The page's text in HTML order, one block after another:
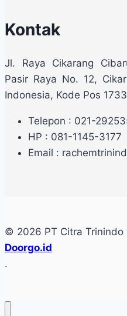
Kontak
Jl. Raya Cikarang
Pasir Raya No. 12,
Indonesia, Kode Pos
Telepon : 021-
HP : 081-1145-3177
Email :
© 2026 PT Citra Trinindo
Doorgo.id
.